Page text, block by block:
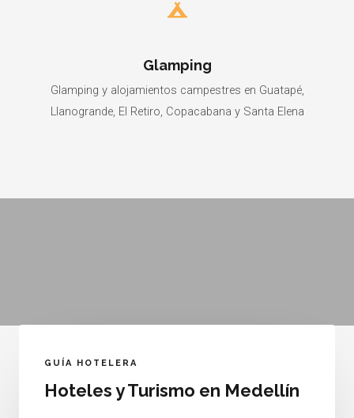
Glamping
Glamping y alojamientos campestres en Guatapé,
Llanogrande, El Retiro, Copacabana y Santa Elena
GUÍA HOTELERA
Hoteles y Turismo en Medellín